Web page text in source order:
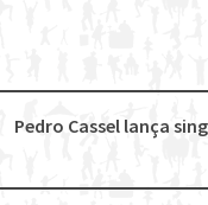
Pedro Cassel lança